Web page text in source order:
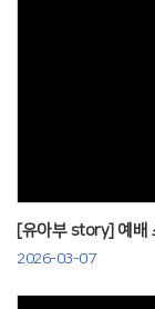
2026-03-07